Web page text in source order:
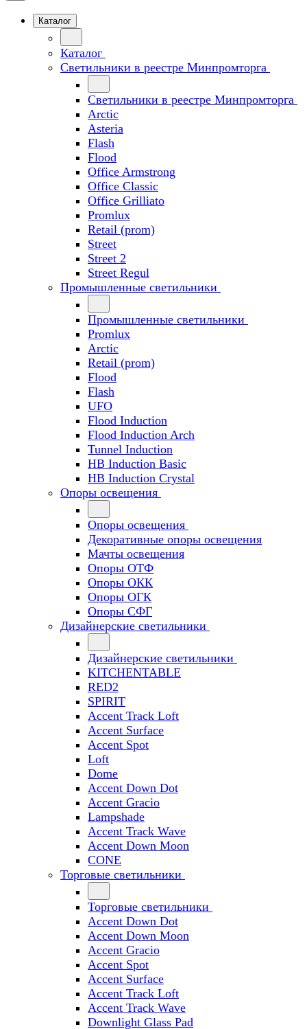
Каталог
Каталог
Светильники в реестре Минпромторга
Светильники в реестре Минпромторга
Arctic
Asteria
Flash
Flood
Office Armstrong
Office Classic
Office Grilliato
Promlux
Retail (prom)
Street
Street 2
Street Regul
Промышленные светильники
Промышленные светильники
Promlux
Arctic
Retail (prom)
Flood
Flash
UFO
Flood Induction
Flood Induction Arch
Tunnel Induction
HB Induction Basic
HB Induction Crystal
Опоры освещения
Опоры освещения
Декоративные опоры освещения
Мачты освещения
Опоры ОТФ
Опоры ОКК
Опоры ОГК
Опоры СФГ
Дизайнерские светильники
Дизайнерские светильники
KITCHENTABLE
RED2
SPIRIT
Accent Track Loft
Accent Surface
Accent Spot
Loft
Dome
Accent Down Dot
Accent Gracio
Lampshade
Accent Track Wave
Accent Down Moon
CONE
Торговые светильники
Торговые светильники
Accent Down Dot
Accent Down Moon
Accent Gracio
Accent Spot
Accent Surface
Accent Track Loft
Accent Track Wave
Downlight Glass Pad